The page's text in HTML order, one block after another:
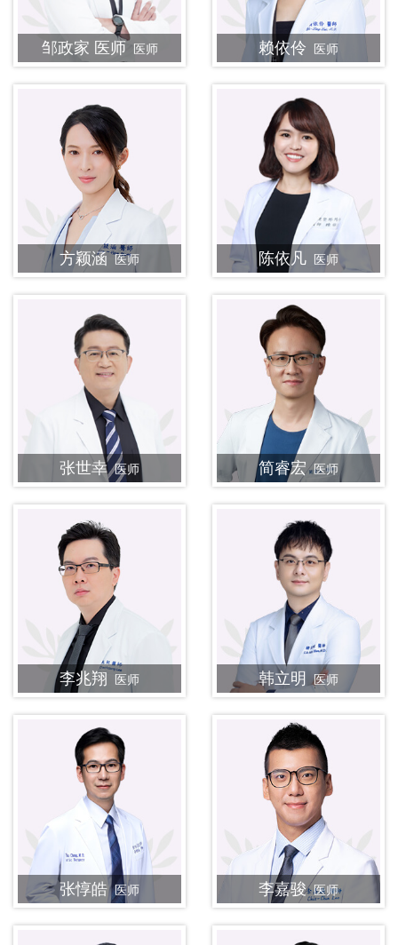
邹政家 医师 医师 赖依伶 医师
方颖涵 医师 陈依凡 医师
张世幸 医师 简睿宏 医师
李兆翔 医师 韩立明 医师
张惇皓 医师 李嘉骏 医师